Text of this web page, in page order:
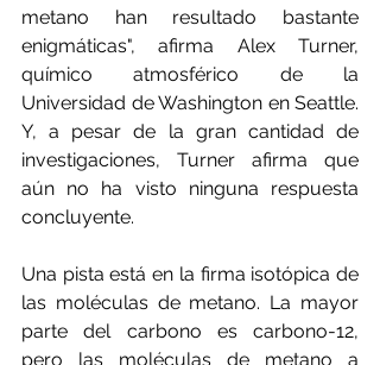
metano han resultado bastante
enigmáticas", afirma Alex Turner,
químico atmosférico de la
Universidad de Washington en Seattle.
Y, a pesar de la gran cantidad de
investigaciones, Turner afirma que
aún no ha visto ninguna respuesta
concluyente.
Una pista está en la firma isotópica de
las moléculas de metano. La mayor
parte del carbono es carbono-12,
pero las moléculas de metano a